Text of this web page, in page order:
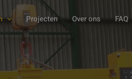
Projecten Over ons FAQ